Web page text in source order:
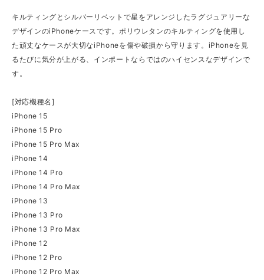
キルティングとシルバーリベットで星をアレンジしたラグジュアリーな
デザインのiPhoneケースです。ポリウレタンのキルティングを使用し
た頑丈なケースが大切なiPhoneを傷や破損から守ります。iPhoneを見
るたびに気分が上がる、インポートならではのハイセンスなデザインで
す。
[対応機種名]
iPhone 15
iPhone 15 Pro
iPhone 15 Pro Max
iPhone 14
iPhone 14 Pro
iPhone 14 Pro Max
iPhone 13
iPhone 13 Pro
iPhone 13 Pro Max
iPhone 12
iPhone 12 Pro
iPhone 12 Pro Max